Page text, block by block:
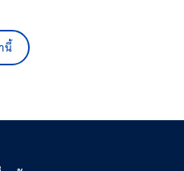
นี้